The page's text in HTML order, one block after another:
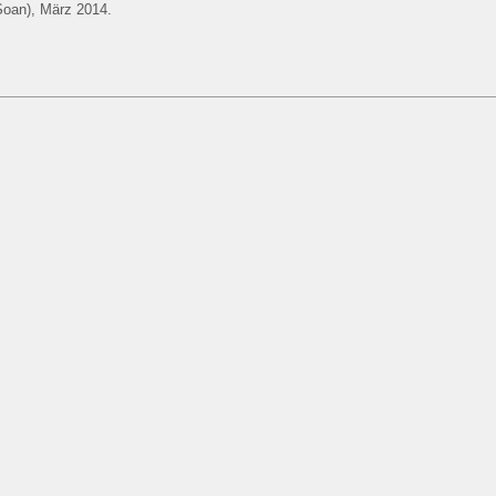
März 2014.